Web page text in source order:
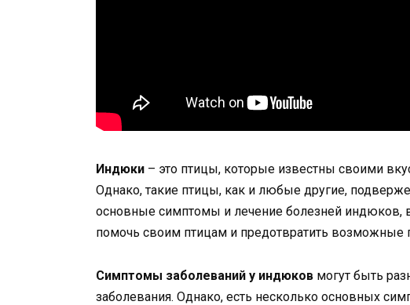
Индюки – это птицы, которые известны своими
Однако, такие птицы, как и любые другие,
основные симптомы и лечение болезней
помочь своим птицам и предотвратить возможные
Симптомы заболеваний у индюков могут быть
заболевания. Однако, есть несколько основных